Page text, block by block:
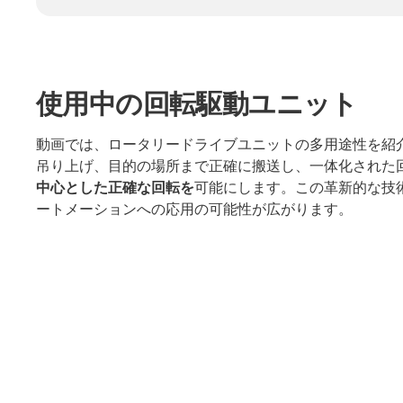
使用中の回転駆動ユニット
動画では、ロータリードライブユニットの多用途性を
吊り上げ、目的の場所まで正確に搬送し、一体化された
中心とした正確な回転を可能にします。この革新的な技
ートメーションへの応用の可能性が広がります。